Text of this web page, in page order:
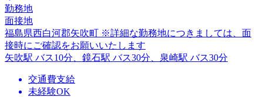
勤務地
面接地
福島県西白河郡矢吹町 ※詳細な勤務地につきましては、面
接時にご確認をお願いいたします
矢吹駅 バス10分、鏡石駅 バス30分、泉崎駅 バス30分
交通費支給
未経験OK